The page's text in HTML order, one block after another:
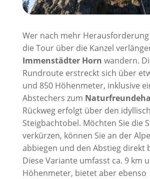
Wer nach mehr
die Tour über die Kanzel
Immenstädter Horn wandern.
Rundroute erstreckt sich über
und 850 Höhenmeter, inklusive
Abstechers zum
Rückweg erfolgt über den
Steigbachtobel. Möchten Sie die
verkürzen, können Sie an der
abbiegen und den Abstieg direkt
Diese Variante umfasst ca. 9 km
Höhenmeter, bietet aber ebenso